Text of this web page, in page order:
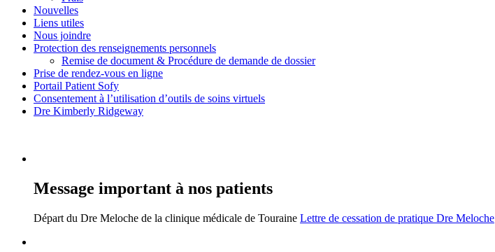
Nouvelles
Liens utiles
Nous joindre
Protection des renseignements personnels
Remise de document & Procédure de demande de dossier
Prise de rendez-vous en ligne
Portail Patient Sofy
Consentement à l’utilisation d’outils de soins virtuels
Dre Kimberly Ridgeway
Message important à nos patients
Départ du Dre Meloche de la clinique médicale de Touraine Lettre de cessation de pratique Dre Meloche